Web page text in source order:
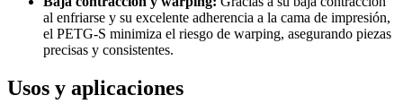
al enfriarse y su excelente adherencia a la cama de impresión,
el PETG-S minimiza el riesgo de warping, asegurando piezas
precisas y consistentes.
Usos y aplicaciones